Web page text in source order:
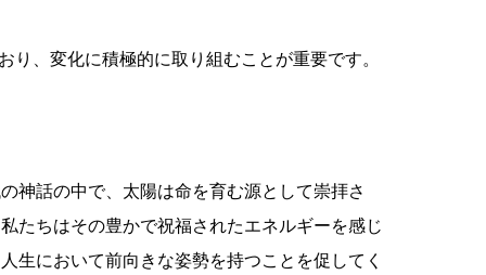
、変化に積極的に取り組むことが重要です。
神話の中で、太陽は命を育む源として崇拝さ
たちはその豊かで祝福されたエネルギーを感じ
生において前向きな姿勢を持つことを促してく